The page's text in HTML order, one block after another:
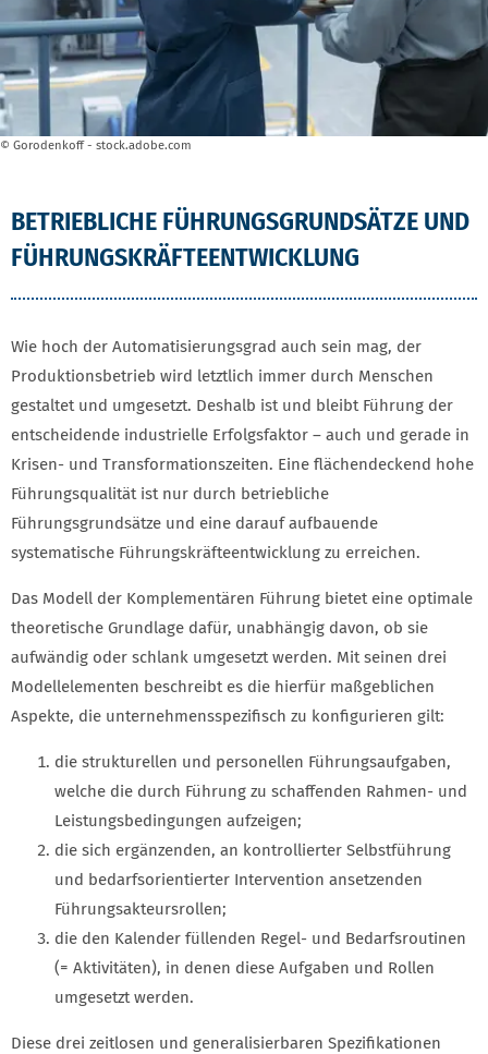
© Gorodenkoff - stock.adobe.com
BETRIEBLICHE FÜHRUNGSGRUNDSÄTZE UND
FÜHRUNGSKRÄFTEENTWICKLUNG
Wie hoch der Automatisierungsgrad auch sein mag, der
Produktionsbetrieb wird letztlich immer durch Menschen
gestaltet und umgesetzt. Deshalb ist und bleibt Führung der
entscheidende industrielle Erfolgsfaktor – auch und gerade in
Krisen- und Transformationszeiten. Eine flächendeckend hohe
Führungsqualität ist nur durch betriebliche
Führungsgrundsätze und eine darauf aufbauende
systematische Führungskräfteentwicklung zu erreichen.
Das Modell der Komplementären Führung bietet eine optimale
theoretische Grundlage dafür, unabhängig davon, ob sie
aufwändig oder schlank umgesetzt werden. Mit seinen drei
Modellelementen beschreibt es die hierfür maßgeblichen
Aspekte, die unternehmensspezifisch zu konfigurieren gilt:
die strukturellen und personellen Führungsaufgaben,
welche die durch Führung zu schaffenden Rahmen- und
Leistungsbedingungen aufzeigen;
die sich ergänzenden, an kontrollierter Selbstführung
und bedarfsorientierter Intervention ansetzenden
Führungsakteursrollen;
die den Kalender füllenden Regel- und Bedarfsroutinen
(= Aktivitäten), in denen diese Aufgaben und Rollen
umgesetzt werden.
Diese drei zeitlosen und generalisierbaren Spezifikationen